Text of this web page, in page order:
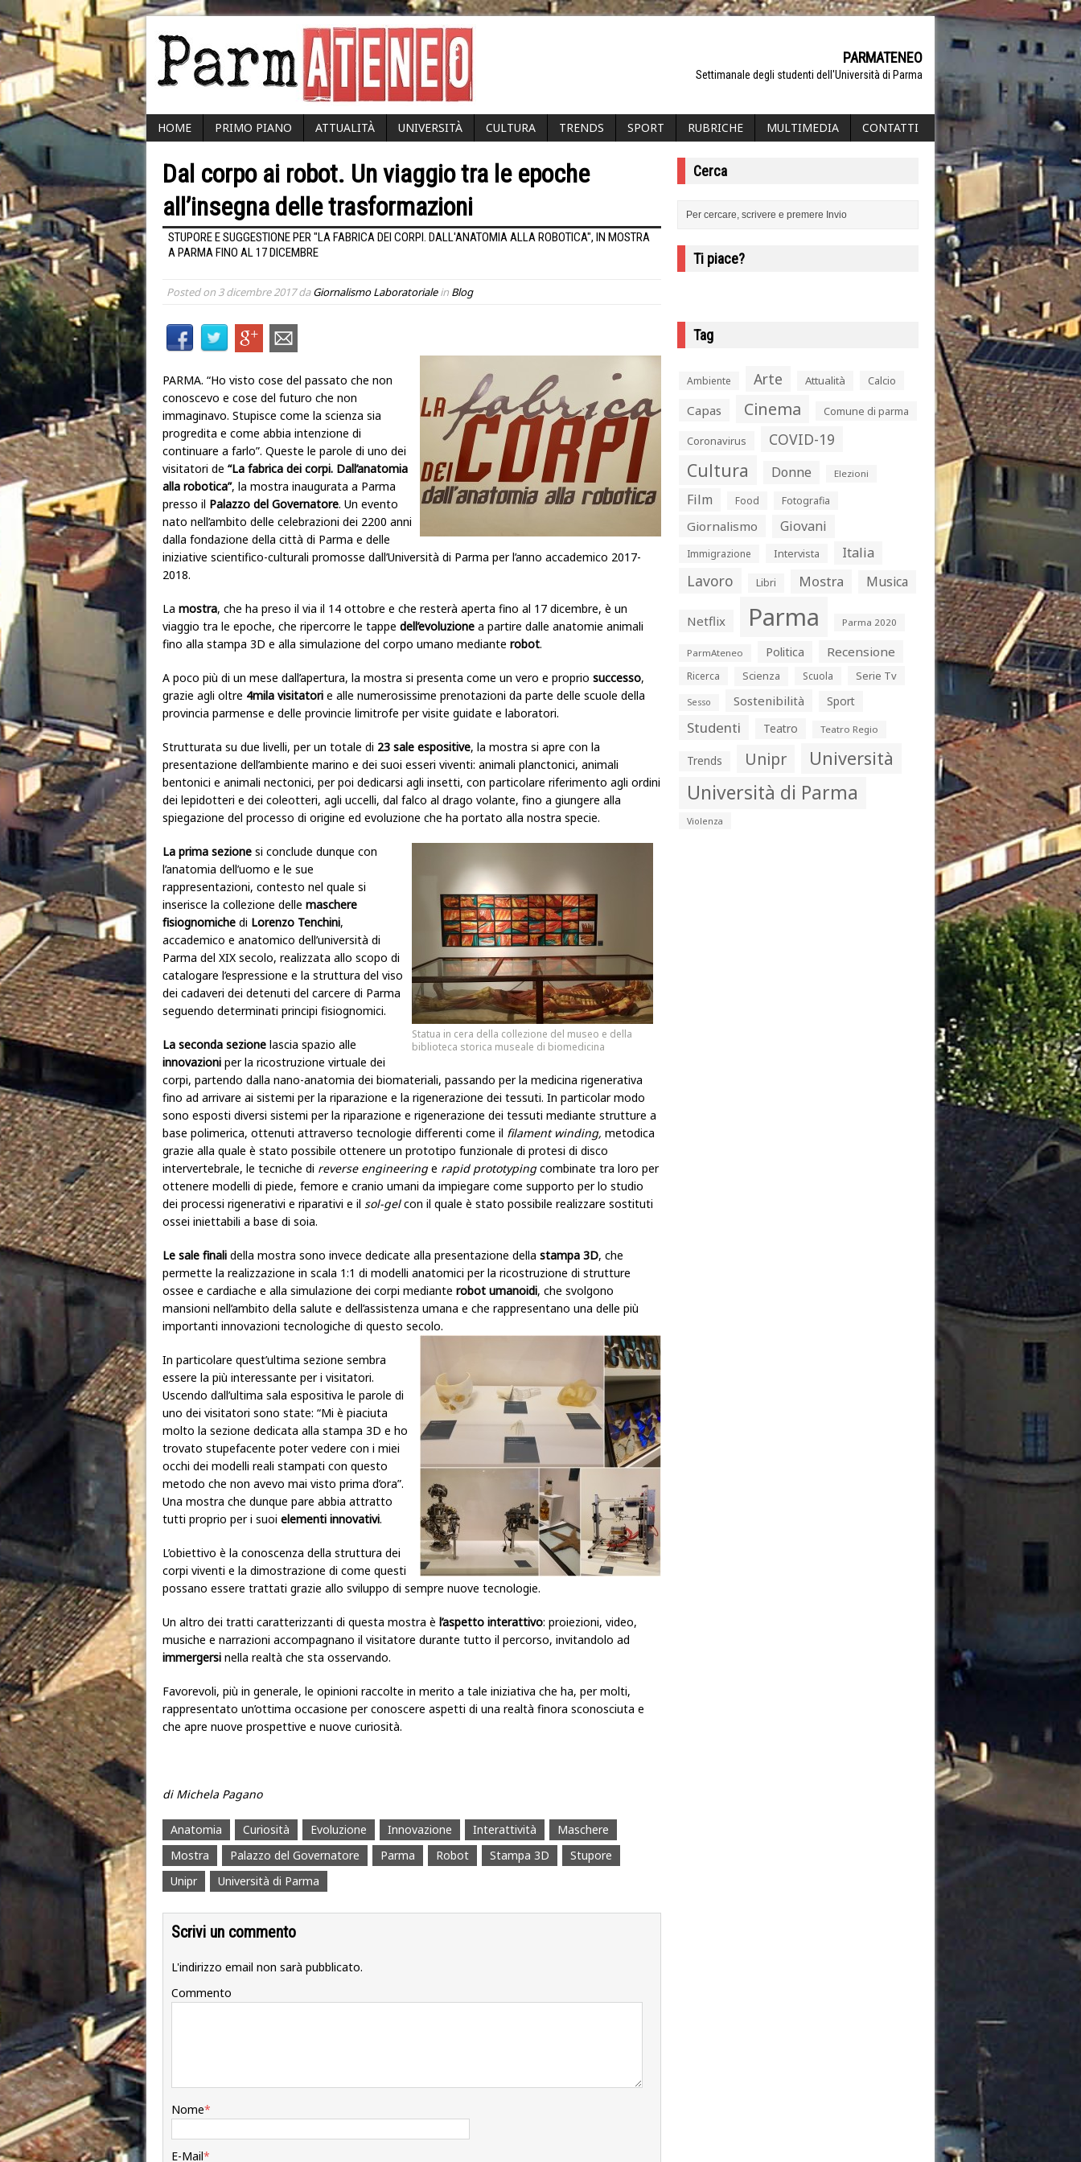
PARMATENEO
Settimanale degli studenti dell'Università di Parma
HOME PRIMO PIANO ATTUALITÀ UNIVERSITÀ CULTURA TRENDS SPORT RUBRICHE MULTIMEDIA CONTATTI
Dal corpo ai robot. Un viaggio tra le epoche
all’insegna delle trasformazioni
STUPORE E SUGGESTIONE PER "LA FABRICA DEI CORPI. DALL'ANATOMIA ALLA ROBOTICA", IN MOSTRA
A PARMA FINO AL 17 DICEMBRE
Posted on 3 dicembre 2017daGiornalismo Laboratorialein Blog
PARMA. “Ho visto cose del passato che non
conoscevo e cose del futuro che non
immaginavo. Stupisce come la scienza sia
progredita e come abbia intenzione di
continuare a farlo”. Queste le parole di uno dei
visitatori de “La fabrica dei corpi. Dall’anatomia
alla robotica”, la mostra inaugurata a Parma
presso il Palazzo del Governatore. Un evento
nato nell’ambito delle celebrazioni dei 2200 anni
dalla fondazione della città di Parma e delle
iniziative scientifico-culturali promosse dall’Università di Parma per l’anno accademico 2017-
2018.
La mostra, che ha preso il via il 14 ottobre e che resterà aperta fino al 17 dicembre, è un
viaggio tra le epoche, che ripercorre le tappe dell’evoluzione a partire dalle anatomie animali
fino alla stampa 3D e alla simulazione del corpo umano mediante robot.
A poco più di un mese dall’apertura, la mostra si presenta come un vero e proprio successo,
grazie agli oltre 4mila visitatori e alle numerosissime prenotazioni da parte delle scuole della
provincia parmense e delle provincie limitrofe per visite guidate e laboratori.
Strutturata su due livelli, per un totale di 23 sale espositive, la mostra si apre con la
presentazione dell’ambiente marino e dei suoi esseri viventi: animali planctonici, animali
bentonici e animali nectonici, per poi dedicarsi agli insetti, con particolare riferimento agli ordini
dei lepidotteri e dei coleotteri, agli uccelli, dal falco al drago volante, fino a giungere alla
spiegazione del processo di origine ed evoluzione che ha portato alla nostra specie.
Statua in cera della collezione del museo e della
biblioteca storica museale di biomedicina
La prima sezione si conclude dunque con
l’anatomia dell’uomo e le sue
rappresentazioni, contesto nel quale si
inserisce la collezione delle maschere
fisiognomiche di Lorenzo Tenchini,
accademico e anatomico dell’università di
Parma del XIX secolo, realizzata allo scopo di
catalogare l’espressione e la struttura del viso
dei cadaveri dei detenuti del carcere di Parma
seguendo determinati principi fisiognomici.
La seconda sezione lascia spazio alle
innovazioni per la ricostruzione virtuale dei
corpi, partendo dalla nano-anatomia dei biomateriali, passando per la medicina rigenerativa
fino ad arrivare ai sistemi per la riparazione e la rigenerazione dei tessuti. In particolar modo
sono esposti diversi sistemi per la riparazione e rigenerazione dei tessuti mediante strutture a
base polimerica, ottenuti attraverso tecnologie differenti come il filament winding, metodica
grazie alla quale è stato possibile ottenere un prototipo funzionale di protesi di disco
intervertebrale, le tecniche di reverse engineeringe rapid prototypingcombinate tra loro per
ottenere modelli di piede, femore e cranio umani da impiegare come supporto per lo studio
dei processi rigenerativi e riparativi e il sol-gelcon il quale è stato possibile realizzare sostituti
ossei iniettabili a base di soia.
Le sale finali della mostra sono invece dedicate alla presentazione della stampa 3D, che
permette la realizzazione in scala 1:1 di modelli anatomici per la ricostruzione di strutture
ossee e cardiache e alla simulazione dei corpi mediante robot umanoidi, che svolgono
mansioni nell’ambito della salute e dell’assistenza umana e che rappresentano una delle più
importanti innovazioni tecnologiche di questo secolo.
In particolare quest’ultima sezione sembra
essere la più interessante per i visitatori.
Uscendo dall’ultima sala espositiva le parole di
uno dei visitatori sono state: “Mi è piaciuta
molto la sezione dedicata alla stampa 3D e ho
trovato stupefacente poter vedere con i miei
occhi dei modelli reali stampati con questo
metodo che non avevo mai visto prima d’ora”.
Una mostra che dunque pare abbia attratto
tutti proprio per i suoi elementi innovativi.
L’obiettivo è la conoscenza della struttura dei
corpi viventi e la dimostrazione di come questi
possano essere trattati grazie allo sviluppo di sempre nuove tecnologie.
Un altro dei tratti caratterizzanti di questa mostra è l’aspetto interattivo: proiezioni, video,
musiche e narrazioni accompagnano il visitatore durante tutto il percorso, invitandolo ad
immergersi nella realtà che sta osservando.
Favorevoli, più in generale, le opinioni raccolte in merito a tale iniziativa che ha, per molti,
rappresentato un’ottima occasione per conoscere aspetti di una realtà finora sconosciuta e
che apre nuove prospettive e nuove curiosità.
di Michela Pagano
Anatomia Curiosità Evoluzione Innovazione Interattività
Maschere
Mostra
Palazzo del Governatore Parma Robot Stampa 3D
Stupore
Unipr
Università di Parma
Scrivi un commento
L'indirizzo email non sarà pubblicato.
Commento
Nome*
E-Mail*
Cerca
Ti piace?
Tag
Ambiente Arte Attualità Calcio
Capas Cinema Comune di parma
Coronavirus COVID-19
Cultura Donne Elezioni
Film Food Fotografia
Giornalismo Giovani
Immigrazione Intervista Italia
Lavoro Libri Mostra Musica
Netflix Parma Parma 2020
ParmAteneo Politica Recensione
Ricerca Scienza Scuola Serie Tv
Sesso Sostenibilità Sport
Studenti Teatro Teatro Regio
Trends Unipr Università
Università di Parma
Violenza